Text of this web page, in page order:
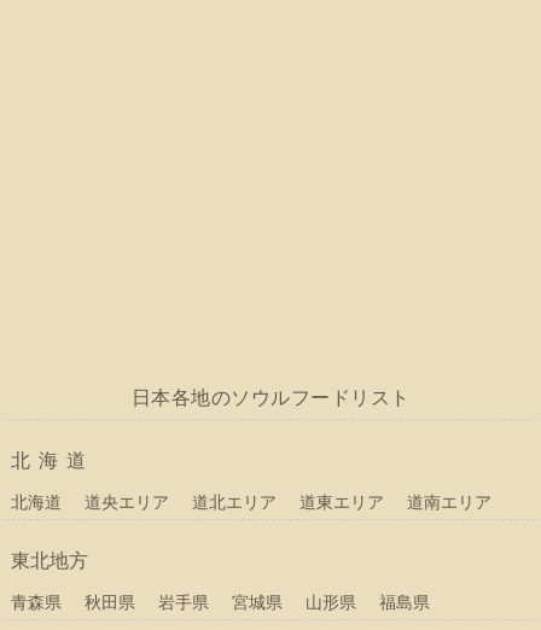
日本各地のソウルフードリスト
北海道
北海道 道央エリア 道北エリア 道東エリア 道南エリア
東北地方
青森県 秋田県 岩手県 宮城県 山形県 福島県